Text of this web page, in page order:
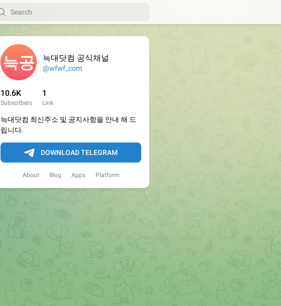
늑대닷컴 공식채널
@wfwf_com
10.6K
Subscribers
1
Link
늑대닷컴 최신주소 및 공지사항을 안내 해 드
립니다.
DOWNLOAD TELEGRAM
About Blog Apps Platform